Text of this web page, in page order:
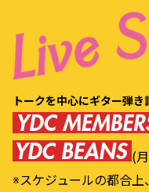
トークを中心にギター弾き
(
※スケジュールの都合